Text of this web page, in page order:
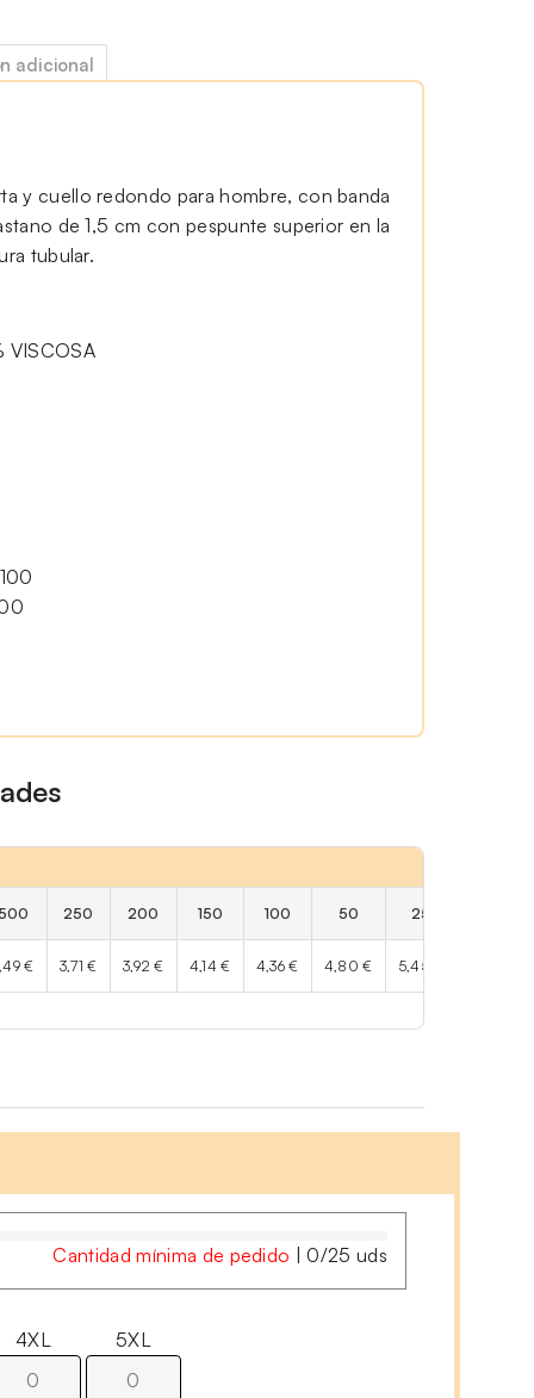
adicional
y cuello redondo para hombre, con banda
de 1,5 cm con pespunte superior en la
tubular.
VISCOSA
100
250 200 150 100 50 25
€ 3,71 € 3,92 € 4,14 € 4,36 € 4,80 € 5,45 €
Cantidad mínima de pedido |0/25 uds
4XL 5XL